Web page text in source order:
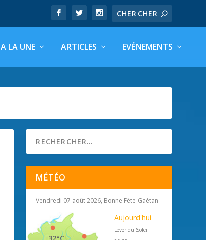
A LA UNE ARTICLES EVÉNEMENTS
MÉTÉO
Vendredi 07 août 2026, Bonne Fête Gaétan
Aujourd'hui
Lever du Soleil